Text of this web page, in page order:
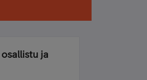
ja